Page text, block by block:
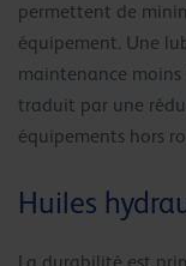
permettent de
équipement. Une
maintenance
traduit par une
équipements hors
Huiles